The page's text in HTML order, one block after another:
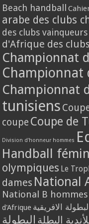
Beach handball
arabe des clubs
des clubs
d'Afrique des
Championnat
Championnat
Championnat
tunisiens
coupe Coupe de
Division d'honneur hommes
Handball
olympiques Le
dames National
National B hommes
d'Afrique الافريقية
البطلة البطولة